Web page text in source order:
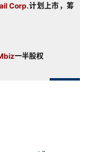
Corp.计划上市，筹
一半股权